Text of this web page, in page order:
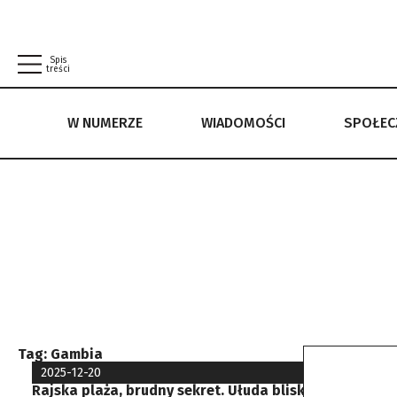
Spis
treści
W NUMERZE WIADOMOŚCI
W NUMERZE WIADOMOŚCI SPOŁECZEŃSTWO
Tag: Gambia
2025-12-20
Rajska plaża, brudny sekret. Ułuda bliskości za